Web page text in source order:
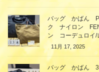
バッグ かばん
ク ナイロン
ン コーデュロイ
11月 17, 2025
バッグ かばん 3